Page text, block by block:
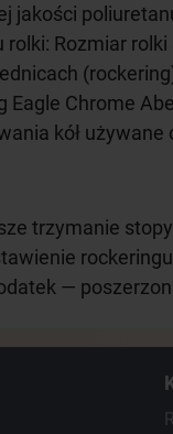
jakości
Rozmiar
Eagle Chrome
kół używane
trzymanie
—